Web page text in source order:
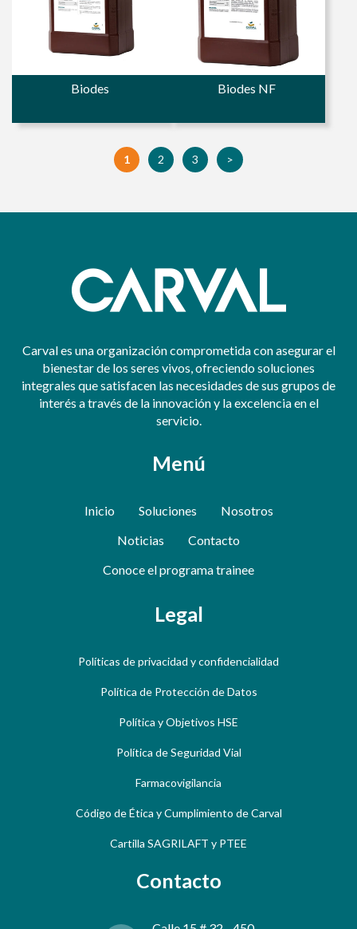
Biodes Biodes NF
1 2 3 >
Carval es una organización comprometida con asegurar el
bienestar de los seres vivos, ofreciendo soluciones
integrales que satisfacen las necesidades de sus grupos de
interés a través de la innovación y la excelencia en el
servicio.
Menú
Inicio Soluciones
Nosotros
Noticias
Contacto
Conoce el programa trainee
Legal
Políticas de privacidad y confidencialidad
Política de Protección de Datos
Política y Objetivos HSE
Política de Seguridad Vial
Farmacovigilancia
Código de Ética y Cumplimiento de Carval
Cartilla SAGRILAFT y PTEE
Contacto